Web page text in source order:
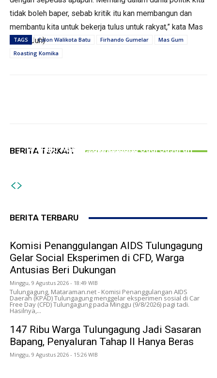
tidak boleh baper, sebab kritik itu kan membangun dan
membantu kita untuk bekerja tulus untuk rakyat,” kata Mas
Gum. (Jun)
TAGS Calon Walikota Batu Firhando Gumelar
Mas Gum
Roasting Komika
BERITA TERKAIT
Beri Dukungan
147 Ribu Warga Tulungagung Jadi Sasaran
Dugaan Keracunan MBG di Tulungagung, SPPG
BERITA TERBARU
Komisi Penanggulangan AIDS Tulungagung
Gelar Social Eksperimen di CFD, Warga
Antusias Beri Dukungan
Minggu, 9 Agustus 2026 - 18:49 WIB
Tulungagung, Mataraman.net - Komisi Penanggulangan AIDS
Daerah (KPAD) Tulungagung menggelar eksperimen sosial di Car
Free Day (CFD) Tulungagung pada Minggu (9/8/2026) pagi tadi.
Hasilnya,...
147 Ribu Warga Tulungagung Jadi Sasaran
Bapang, Penyaluran Tahap II Hanya Beras
Minggu, 9 Agustus 2026 - 15:26 WIB